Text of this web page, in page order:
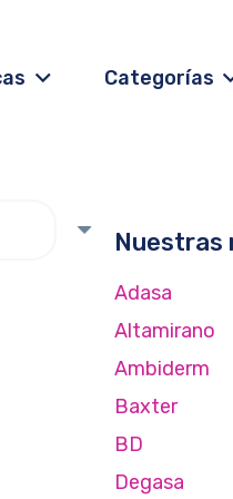
Categorías
Nuestras
Adasa
Altamirano
Ambiderm
Baxter
BD
Degasa